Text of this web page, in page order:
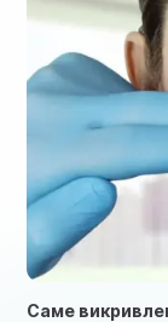
Саме